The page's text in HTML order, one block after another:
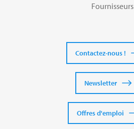
Fournisseurs
Contactez-nous !
Newsletter
Offres d'emploi